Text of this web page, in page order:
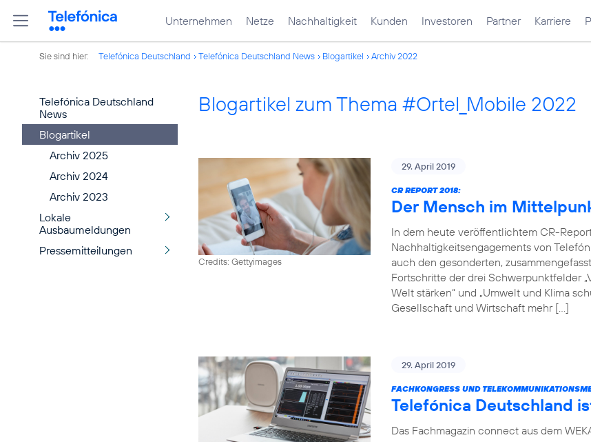
Unternehmen Netze Nachhaltigkeit Kunden Investoren Partner Karriere
Sie sind hier: Telefónica Deutschland Telefónica Deutschland News Blogartikel Archiv 2022
Telefónica Deutschland
News
Blogartikel
Archiv 2025
Archiv 2024
Archiv 2023
Lokale
Ausbaumeldungen
Pressemitteilungen
Blogartikel zum Thema #Ortel_Mobile 2022
Credits: Gettyimages
29. April 2019
CR REPORT 2018:
Der Mensch im
In dem heute veröffentlichtem CR-
Nachhaltigkeitsengagements von
auch den gesonderten,
Fortschritte der drei Schwerpunktfelder
Welt stärken“ und „Umwelt und Klima
Gesellschaft und Wirtschaft mehr […]
29. April 2019
FACHKONGRESS UND
Telefónica Deutschland
Das Fachmagazin connect aus dem